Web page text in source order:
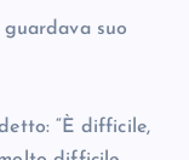
suo
“È difficile,